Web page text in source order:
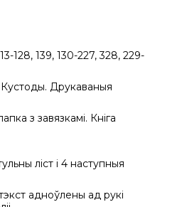
128, 139, 130-227, 328, 229-
Кустоды. Друкаваныя
з завязкамі. Кніга
ліст і 4 наступныя
адноўлены ад рукі